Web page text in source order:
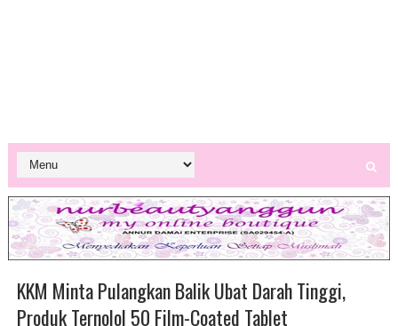
KKM Minta Pulangkan Balik Ubat Darah Tinggi,
Produk Ternolol 50 Film-Coated Tablet